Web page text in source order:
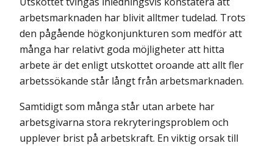
arbetsmarknaden har blivit alltmer tudelad. Trots
den pågående högkonjunkturen som medför att
många har relativt goda möjligheter att hitta
arbete är det enligt utskottet oroande att allt fler
arbetssökande står långt från arbetsmarknaden.
Samtidigt som många står utan arbete har
arbetsgivarna stora rekryterings­problem och
upplever brist på arbetskraft. En viktig orsak till